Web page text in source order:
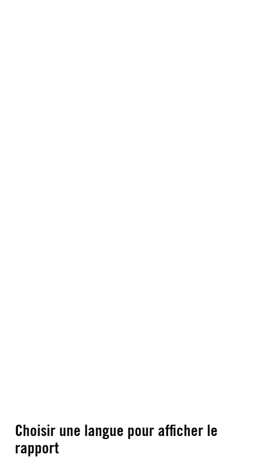
Choisir une langue pour afficher le
rapport